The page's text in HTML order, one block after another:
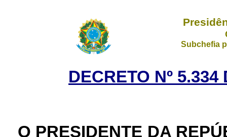
Subchefia
DECRETO Nº
O PRESIDENTE DA